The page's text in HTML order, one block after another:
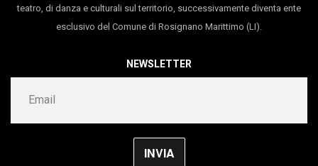
2024; TanzOffensive, Hannover.
ArtistiAssociati - Centro di Produzione Teatrale;
collaborazione con il comune di Rovereto;
CapoTrave/Kilowatt); CSS Teatro stabile di
teatro, di danza e culturali sul territorio, successivamente diventa ente
esclusivo del Comune di Rosignano Marittimo (LI).
NEWSLETTER